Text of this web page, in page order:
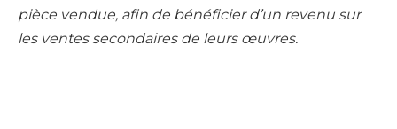
pièce vendue, afin de bénéficier d’un revenu sur
les ventes secondaires de leurs œuvres.